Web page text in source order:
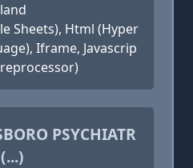
Sheets), Html (Hyper
Iframe, Javascrip
PSYCHIATR